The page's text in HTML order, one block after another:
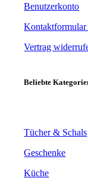
Benutzerkonto
Kontaktformular
Vertrag
Beliebte
Tücher & Schals
Geschenke
Küche